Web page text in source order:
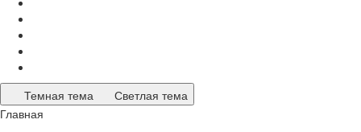
Темная тема
Светлая тема
Главная